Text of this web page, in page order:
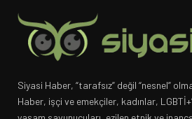
Siyasi Haber, “tarafsız” değil “nesnel”
Haber, işçi ve emekçiler, kadınlar,